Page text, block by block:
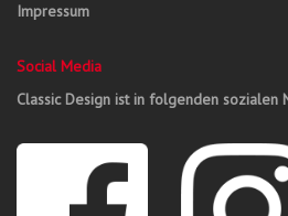
Impressum
Social Media
Classic Design ist in folgenden sozialen